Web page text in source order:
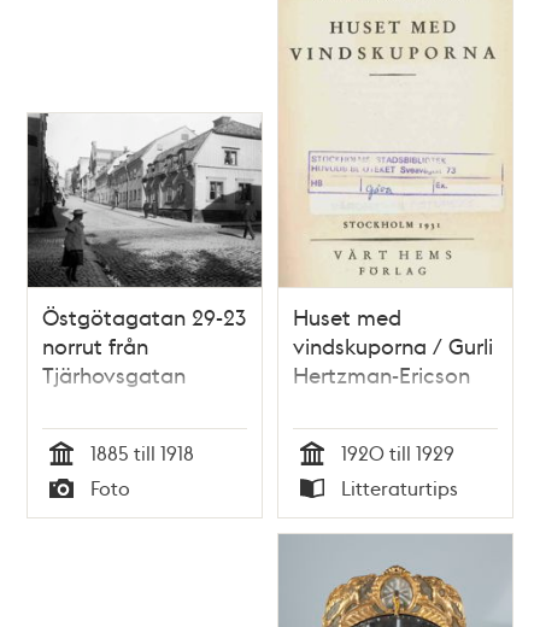
Östgötagatan 29-23
norrut från
Tjärhovsgatan
Tid
1885 till 1918
Typ
Foto
Huset med
vindskuporna / Gurli
Hertzman-Ericson
Tid
1920 till 1929
Typ
Litteraturtips